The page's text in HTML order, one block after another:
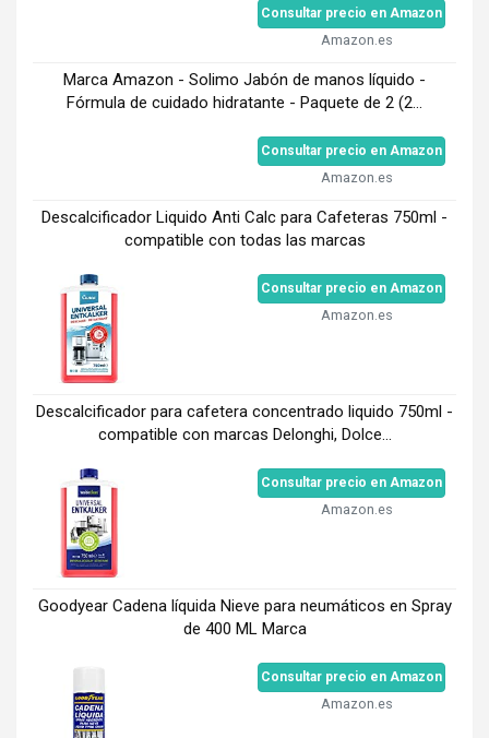
Consultar precio en Amazon
Amazon.es
Marca Amazon - Solimo Jabón de manos líquido -
Fórmula de cuidado hidratante - Paquete de 2 (2...
Consultar precio en Amazon
Amazon.es
Descalcificador Liquido Anti Calc para Cafeteras 750ml -
compatible con todas las marcas
Consultar precio en Amazon
Amazon.es
Descalcificador para cafetera concentrado liquido 750ml -
compatible con marcas Delonghi, Dolce...
Consultar precio en Amazon
Amazon.es
Goodyear Cadena líquida Nieve para neumáticos en Spray
de 400 ML Marca
Consultar precio en Amazon
Amazon.es